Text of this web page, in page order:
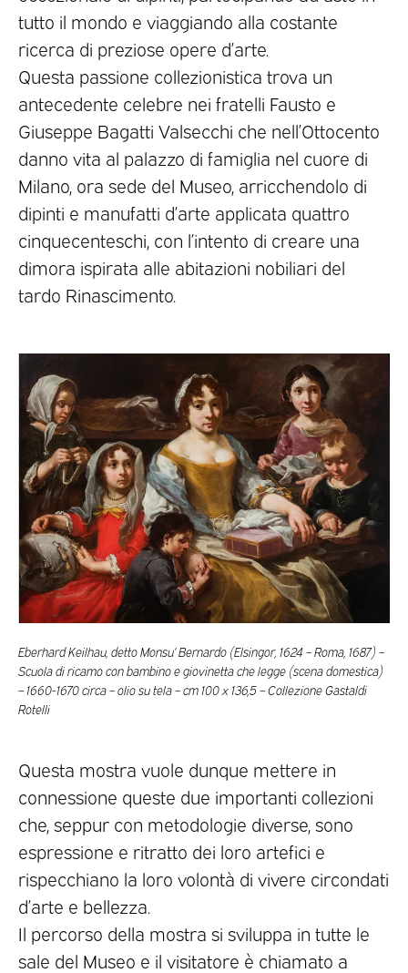
tutto il mondo e viaggiando alla costante
ricerca di preziose opere d’arte.
Questa passione collezionistica trova un
antecedente celebre nei fratelli Fausto e
Giuseppe Bagatti Valsecchi che nell’Ottocento
danno vita al palazzo di famiglia nel cuore di
Milano, ora sede del Museo, arricchendolo di
dipinti e manufatti d’arte applicata quattro
cinquecenteschi, con l’intento di creare una
dimora ispirata alle abitazioni nobiliari del
tardo Rinascimento.
Eberhard Keilhau, detto Monsu’ Bernardo (Elsingor, 1624 – Roma, 1687) –
Scuola di ricamo con bambino e giovinetta che legge (scena domestica)
– 1660-1670 circa – olio su tela – cm 100 x 136,5 – Collezione Gastaldi
Rotelli
Questa mostra vuole dunque mettere in
connessione queste due importanti collezioni
che, seppur con metodologie diverse, sono
espressione e ritratto dei loro artefici e
rispecchiano la loro volontà di vivere circondati
d’arte e bellezza.
Il percorso della mostra si sviluppa in tutte le
sale del Museo e il visitatore è chiamato a